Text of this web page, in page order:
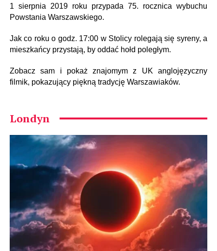
1 sierpnia 2019 roku przypada 75. rocznica wybuchu
Powstania Warszawskiego.
Jak co roku o godz. 17:00 w Stolicy rolegają się syreny, a
mieszkańcy przystają, by oddać hołd poległym.
Zobacz sam i pokaż znajomym z UK anglojęzyczny
filmik, pokazujący piękną tradycję Warszawiaków.
Londyn